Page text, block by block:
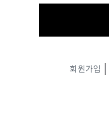
회원가입 |